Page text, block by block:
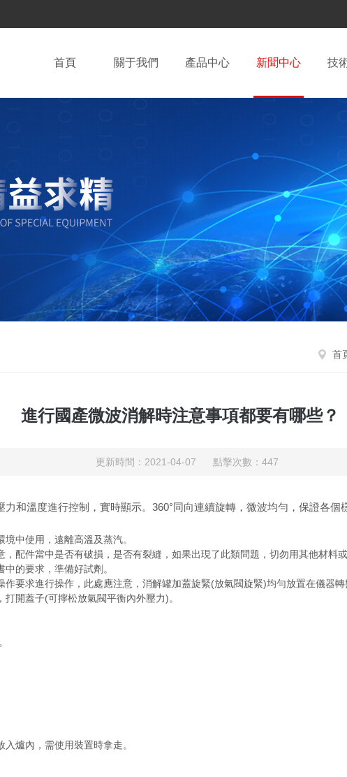
首頁 關于我們 產品中心 新聞中心 技
首
進行國產微波消解時注意事項都要有哪些？
更新時間：2021-04-07 點擊次數：447
和溫度進行控制，實時顯示。360°同向連續旋轉，微波均勻，保證各個
中使用，遠離高溫及蒸汽。
配件當中是否有破損，是否有裂縫，如果出現了此類問題，切勿用其他材料或
的要求，準備好試劑。
要求進行操作，此處應注意，消解罐加蓋旋緊(放氣閥旋緊)均勻放置在儀器轉
開蓋子(可擰松放氣閥平衡內外壓力)。
爐內，需使用裝置時拿走。